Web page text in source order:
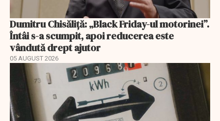
Dumitru Chisăliță: „Black Friday-ul motorinei”.
Întâi s-a scumpit, apoi reducerea este
vândută drept ajutor
05 AUGUST 2026